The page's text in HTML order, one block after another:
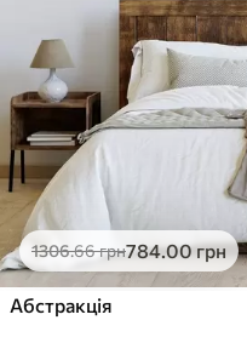
1306.66грн784.00грн
Абстракція